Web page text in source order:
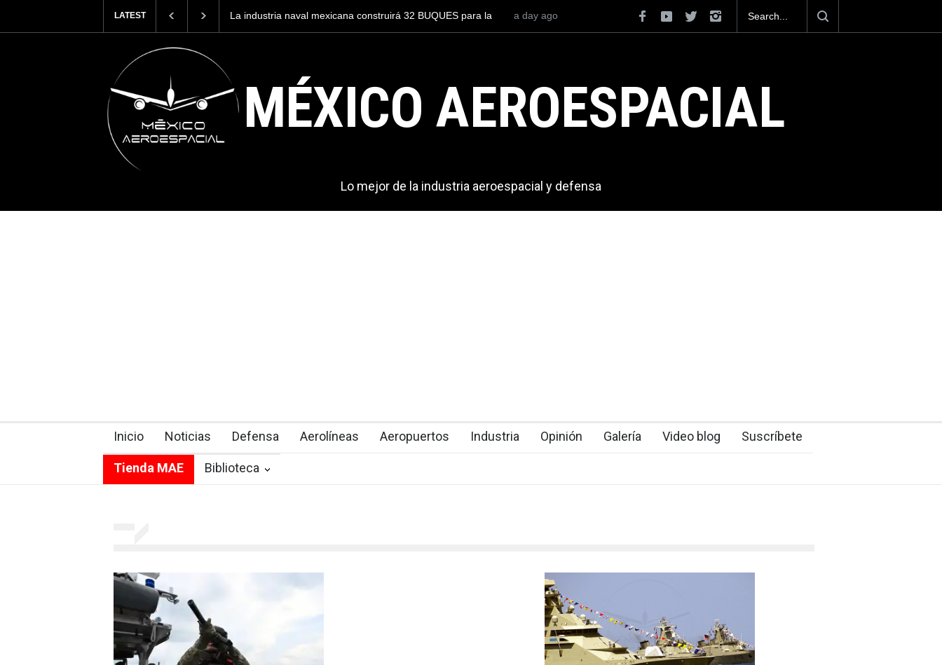
LATEST
naval mexicana construirá 32 BUQUES para la
Entrenar a un piloto para volar los nuevos C-130J mexicanos
México se posiciona como el cuarto exportador aeroespacial
del mundo, al superar los 13,600 millones de dólares en
exportaciones en el 2025.
a day ago
MÉXICO AEROESPACIAL
Lo mejor de la industria aeroespacial y defensa
Inicio Noticias Defensa Aerolíneas Aeropuertos Industria Opinión Galería Video blog Suscríbete
Tienda MAE Biblioteca